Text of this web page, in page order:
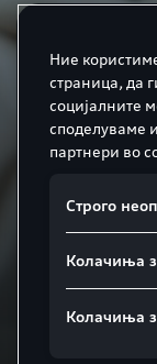
Ние
страница, да
социјалните
споделуваме
партнери во
Строго
Колачиња
Колачиња